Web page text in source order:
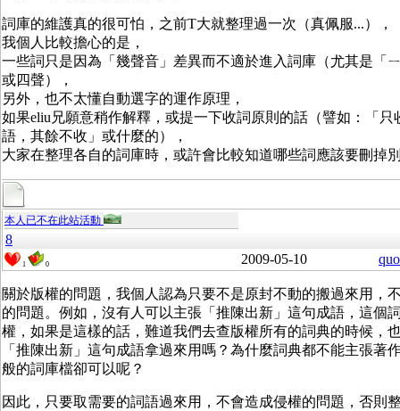
詞庫的維護真的很可怕，之前T大就整理過一次（真佩服...），
我個人比較擔心的是，
一些詞只是因為「幾聲音」差異而不適於進入詞庫（尤其是「
或四聲），
另外，也不太懂自動選字的運作原理，
如果eliu兄願意稍作解釋，或提一下收詞原則的話（譬如：「只
語，其餘不收」或什麼的），
大家在整理各自的詞庫時，或許會比較知道哪些詞應該要刪掉
本人已不在此站活動
8
1 0 2009-05-10
關於版權的問題，我個人認為只要不是原封不動的搬過來用，
的問題。例如，沒有人可以主張「推陳出新」這句成語，這個
權，如果是這樣的話，難道我們去查版權所有的詞典的時候，
「推陳出新」這句成語拿過來用嗎？為什麼詞典都不能主張著
般的詞庫檔卻可以呢？
因此，只要取需要的詞語過來用，不會造成侵權的問題，否則